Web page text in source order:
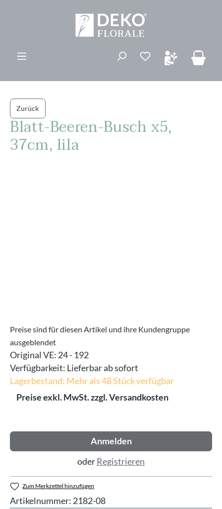
Du hast 0
Zurück
Blatt-Beeren-Busch x5,
37cm, lila
Preise sind für diesen Artikel und ihre Kundengruppe
ausgeblendet
Original VE: 24 - 192
Verfügbarkeit: Lieferbar ab sofort
Lagerbestand: Mehr als 48 Stück verfügbar
Preise exkl. MwSt. zzgl. Versandkosten
Anmelden
oderRegistrieren
Zum Merkzettel hinzufügen
Artikelnummer: 2182-08